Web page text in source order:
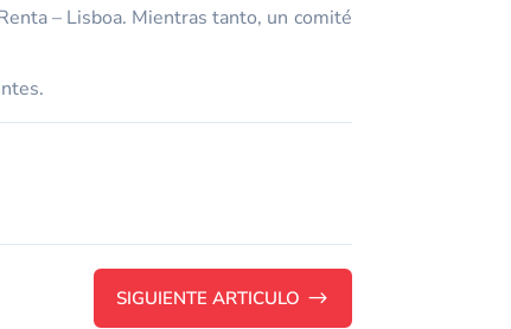
– Lisboa. Mientras tanto, un comité
SIGUIENTE ARTICULO $